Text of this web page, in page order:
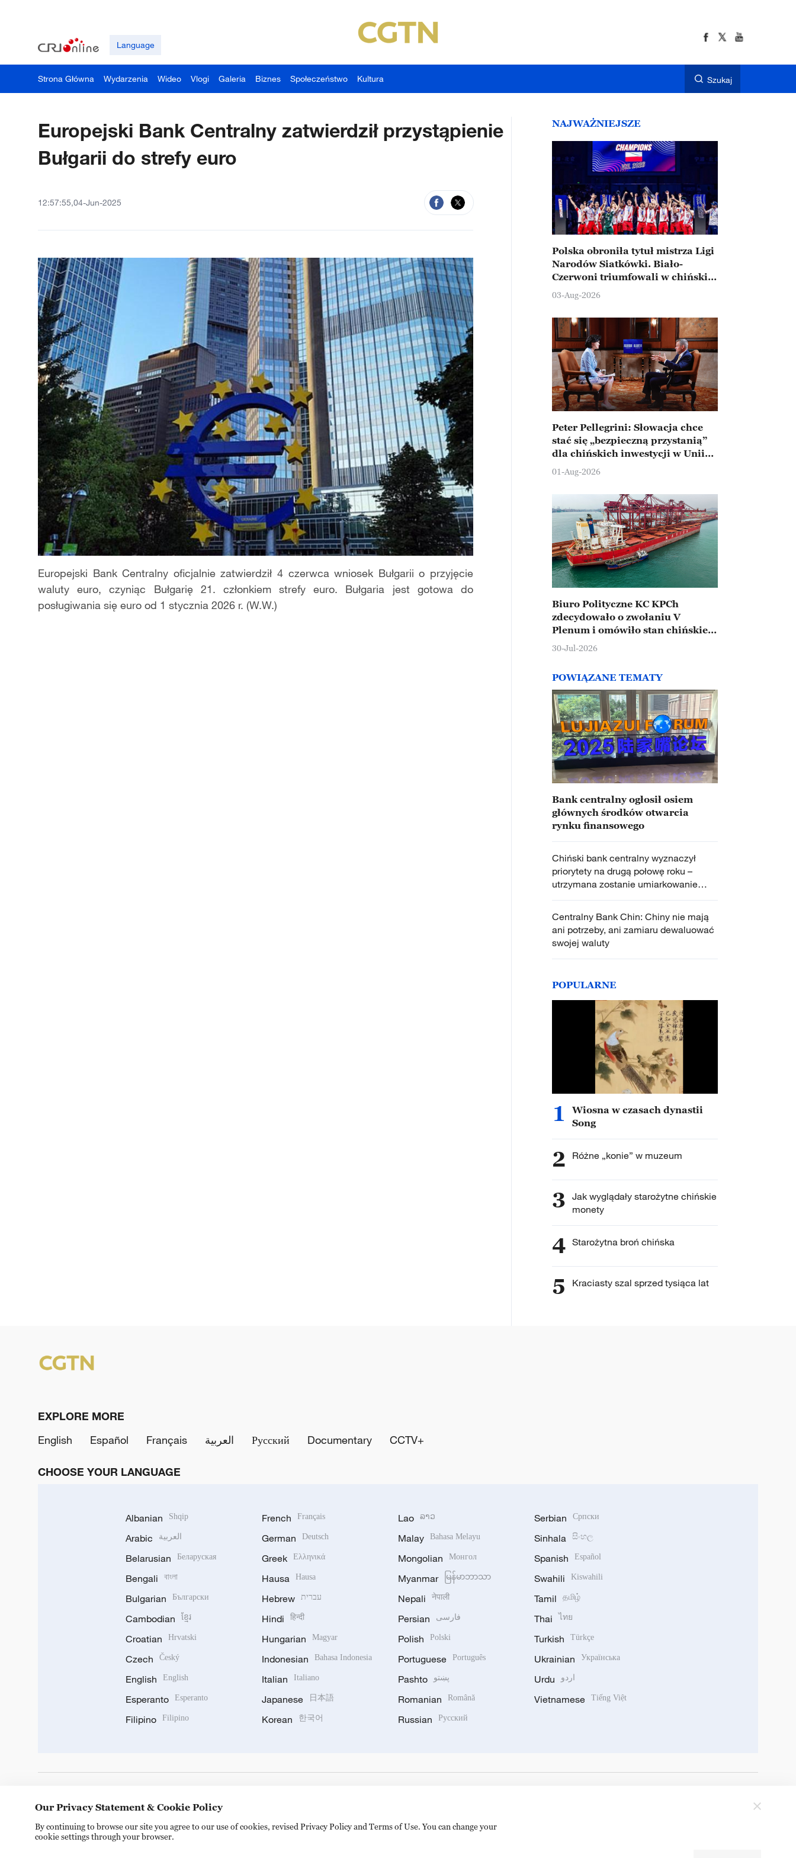
Language
Strona Główna Wydarzenia Wideo Vlogi Galeria Biznes Społeczeństwo Kultura Szukaj
Europejski Bank Centralny zatwierdził przystąpienie
Bułgarii do strefy euro
12:57:55,04-Jun-2025
Europejski Bank Centralny oficjalnie zatwierdził4 czerwca wniosek Bułgarii o przyjęcie
waluty euro, czyniąc Bułgarię 21. członkiem strefy euro. Bułgaria jest gotowa do
posługiwania się euro od 1 stycznia 2026 r. (W.W.)
NAJWAŻNIEJSZE
Polska obroniła tytuł mistrza Ligi
Narodów Siatkówki. Biało-
Czerwoni triumfowali w chińskim
Ningbo
03-Aug-2026
Peter Pellegrini: Słowacja chce
stać się „bezpieczną przystanią”
dla chińskich inwestycji w Unii
Europejskiej
01-Aug-2026
Biuro Polityczne KC KPCh
zdecydowało o zwołaniu V
Plenum i omówiło stan chińskiej
gospodarki
30-Jul-2026
POWIĄZANE TEMATY
Bank centralny ogłosił osiem
głównych środków otwarcia
rynku finansowego
Chiński bank centralny wyznaczył
priorytety na drugą połowę roku –
utrzymana zostanie umiarkowanie
łagodna polityka pieniężna
Centralny Bank Chin: Chiny nie mają
ani potrzeby, ani zamiaru dewaluować
swojej waluty
POPULARNE
1
Wiosna w czasach dynastii
Song
2 Różne „konie” w muzeum
3 Jak wyglądały starożytne chińskie
monety
4 Starożytna broń chińska
5 Kraciasty szal sprzed tysiąca lat
EXPLORE MORE
English
Español Français العربية Русский Documentary CCTV+
CHOOSE YOUR LANGUAGE
Albanian Shqip
Arabic العربية
Belarusian Беларуская
Bengali বাংলা
Bulgarian Български
Cambodian ខ្មែរ
Croatian Hrvatski
Czech Český
English English
Esperanto Esperanto
Filipino Filipino
French Français
German Deutsch
Greek Ελληνικά
Hausa Hausa
Hebrew עברית
Hindi हिन्दी
Hungarian Magyar
Indonesian Bahasa Indonesia
Italian Italiano
Japanese 日本語
Korean 한국어
Lao ລາວ
Malay Bahasa Melayu
Mongolian Монгол
Myanmar မြန်မာဘာသာ
Nepali नेपाली
Persian فارسی
Polish Polski
Portuguese Português
Pashto پښتو
Romanian Română
Russian Русский
Serbian Српски
Sinhala සිංහල
Spanish Español
Swahili Kiswahili
Tamil தமிழ்
Thai ไทย
Turkish Türkçe
Ukrainian Українська
Urdu اردو
Vietnamese Tiếng Việt
Our Privacy Statement & Cookie Policy
By continuing to browse our site you agree to our use of cookies, revised Privacy Policy and Terms of Use. You can change your
cookie settings through your browser.